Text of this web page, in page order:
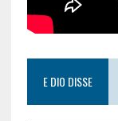
E DIO DISSE